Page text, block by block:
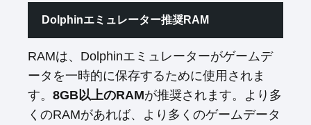
Dolphinエミュレーター推奨RAM
RAMは、Dolphinエミュレーターがゲームデ
ータを一時的に保存するために使用されま
す。 8GB以上のRAMが推奨されます。より多
くのRAMがあれば、より多くのゲームデータ